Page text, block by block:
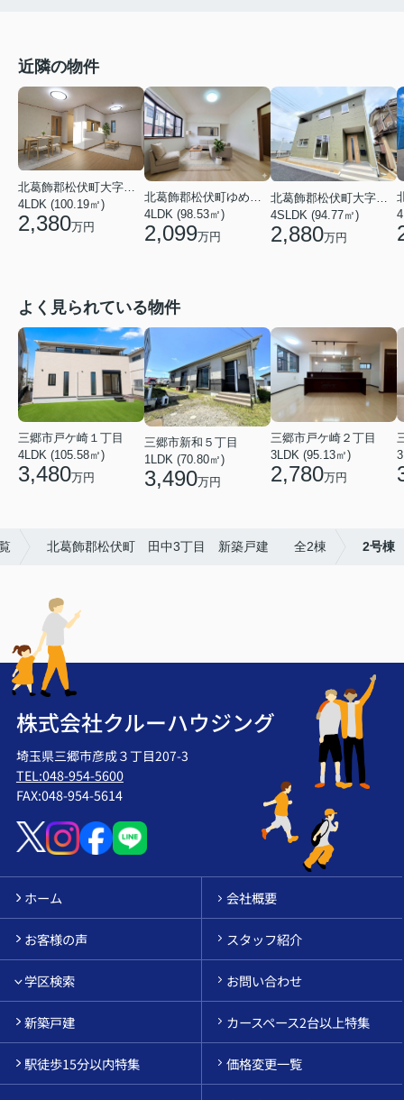
近隣の物件
4LDK (100.19㎡)
2,380万円
北葛飾郡松伏町ゆめみ野東２丁目
4LDK (98.53㎡)
2,099万円
4SLDK (94.77㎡)
2,880万円
よく見られている物件
三郷市戸ケ崎１丁目
4LDK (105.58㎡)
3,480万円
三郷市新和５丁目
1LDK (70.80㎡)
3,490万円
三郷市戸ケ崎２丁目
3LDK (95.13㎡)
2,780万円
北葛飾郡松伏町 田中3丁目 新築戸建 全2棟 2号棟
株式会社クルーハウジング
埼玉県三郷市彦成３丁目207-3
TEL:048-954-5600
FAX:048-954-5614
ホーム 会社概要
お客様の声 スタッフ紹介
学区検索 お問い合わせ
新築戸建 カースペース2台以上特集
駅徒歩15分以内特集 価格変更一覧